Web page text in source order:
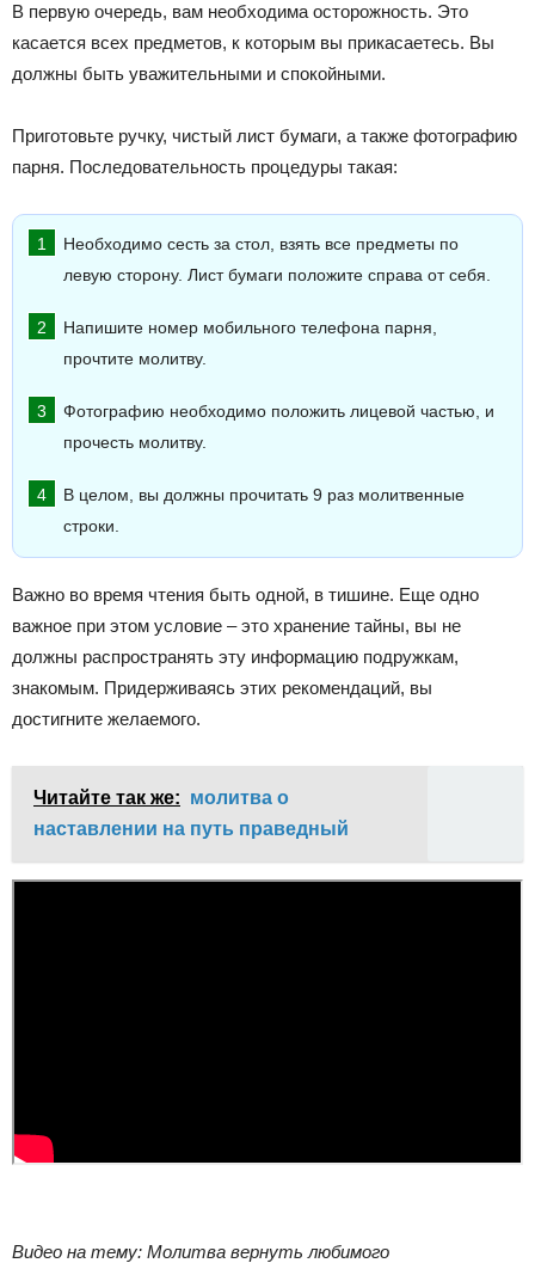
В первую очередь, вам необходима осторожность. Это
касается всех предметов, к которым вы прикасаетесь. Вы
должны быть уважительными и спокойными.
Приготовьте ручку, чистый лист бумаги, а также фотографию
парня. Последовательность процедуры такая:
Необходимо сесть за стол, взять все предметы по
левую сторону. Лист бумаги положите справа от себя.
Напишите номер мобильного телефона парня,
прочтите молитву.
Фотографию необходимо положить лицевой частью, и
прочесть молитву.
В целом, вы должны прочитать 9 раз молитвенные
строки.
Важно во время чтения быть одной, в тишине. Еще одно
важное при этом условие – это хранение тайны, вы не
должны распространять эту информацию подружкам,
знакомым. Придерживаясь этих рекомендаций, вы
достигните желаемого.
Читайте так же: молитва о
наставлении на путь праведный
Видео на тему: Молитва вернуть любимого